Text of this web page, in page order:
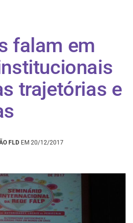
falam em
trajetórias e
FLD EM 20/12/2017